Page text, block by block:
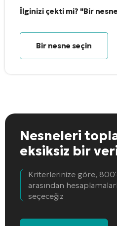
İlginizi çekti mi? "Bir
Bir nesne seçin
Nesneleri
eksiksiz bir
Kriterlerinize göre,
arasından
seçeceğiz